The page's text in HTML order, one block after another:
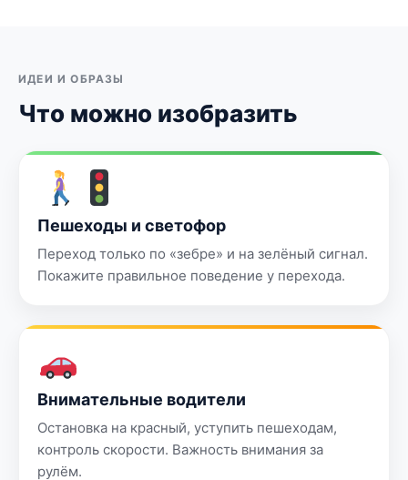
ИДЕИ И ОБРАЗЫ
Что можно изобразить
Пешеходы и светофор
Переход только по «зебре» и на зелёный сигнал.
Покажите правильное поведение у перехода.
Внимательные водители
Остановка на красный, уступить пешеходам,
контроль скорости. Важность внимания за
рулём.